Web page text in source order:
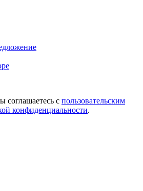
соглашаетесь с пользовательским
конфиденциальности.